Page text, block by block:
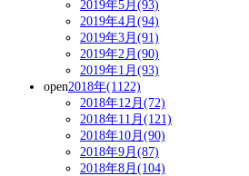
2019年5月(93)
2019年4月(94)
2019年3月(91)
2019年2月(90)
2019年1月(93)
open2018年(1122)
2018年12月(72)
2018年11月(121)
2018年10月(90)
2018年9月(87)
2018年8月(104)